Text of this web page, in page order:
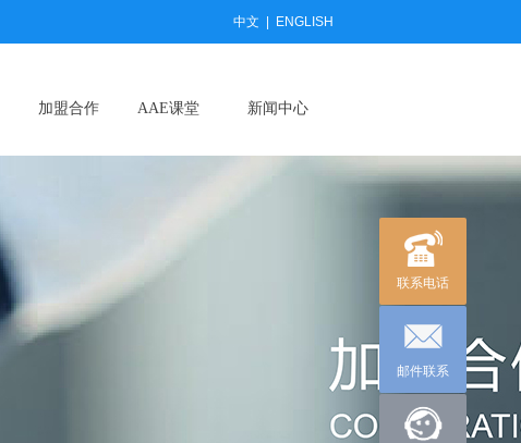
中文 ENGLISH
加盟合作 AAE课堂 新闻中心
联系电话
邮件联系